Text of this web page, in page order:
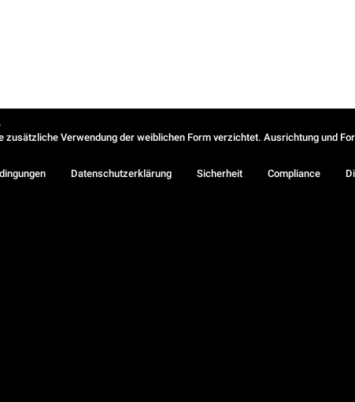
Verwendung der weiblichen Form verzichtet. Ausrichtung und
Datenschutzerklärung Sicherheit Compliance